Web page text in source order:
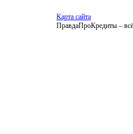
Карта сайта
ПравдаПроКредиты –